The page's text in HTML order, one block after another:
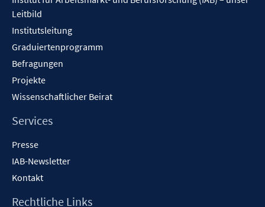
Leitbild
Institutsleitung
Graduiertenprogramm
Befragungen
Projekte
Wissenschaftlicher Beirat
Services
Presse
IAB-Newsletter
Kontakt
Rechtliche Links